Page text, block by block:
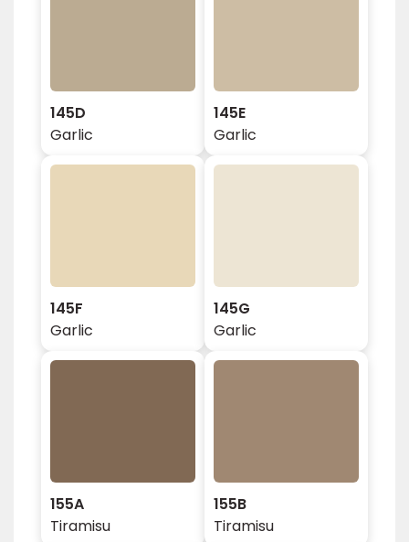
145D
Garlic
145E
Garlic
145F
Garlic
145G
Garlic
155A
Tiramisu
155B
Tiramisu